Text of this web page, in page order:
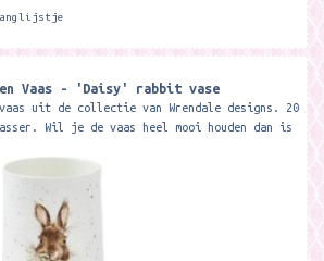
Vaas - 'Daisy' rabbit vase
uit de collectie van Wrendale designs. 20
Wil je de vaas heel mooi houden dan is